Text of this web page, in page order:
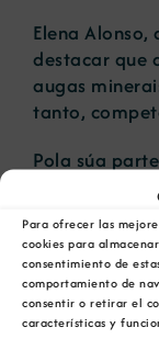
Para ofrecer las
cookies para
consentimiento de
comportamiento de
consentir o retirar el
características y
Elena
destacar que
augas
tanto,
Pola súa
para o
ás empresas.
augas
aproveitar o